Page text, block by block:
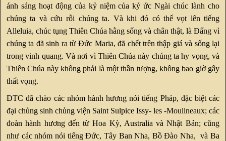
ánh sáng hoạt động của kỷ niệm của ký ức Ngài chúc lành cho
chúng ta và cứu rỗi chúng ta. Và khi đó có thể vọt lên tiếng
Alleluia, chúc tụng Thiên Chúa hằng sống và chân thật, là Đấng vì
chúng ta đã sinh ra từ Đức Maria, đã chết trên thập giá và sống lại
trong vinh quang. Và nơi vì Thiên Chúa này chúng ta hy vọng, và
Thiên Chúa này không phải là một thần tượng, không bao giờ gây
thất vọng.
ĐTC đã chào các nhóm hành hương nói tiếng Pháp, đặc biệt các
đại chủng sinh chủng viện Saint Sulpice Issy- les -Moulineaux; các
đoàn hành hương đến từ Hoa Kỳ, Australia và Nhật Bản; cũng
như các nhóm nói tiếng Đức, Tây Ban Nha, Bồ Đào Nha, và Ba